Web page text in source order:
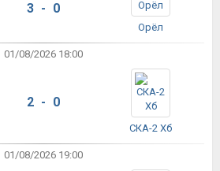
3 - 0
Орёл
01/08/2026 18:00
2 - 0
СКА-2 Хб
01/08/2026 19:00